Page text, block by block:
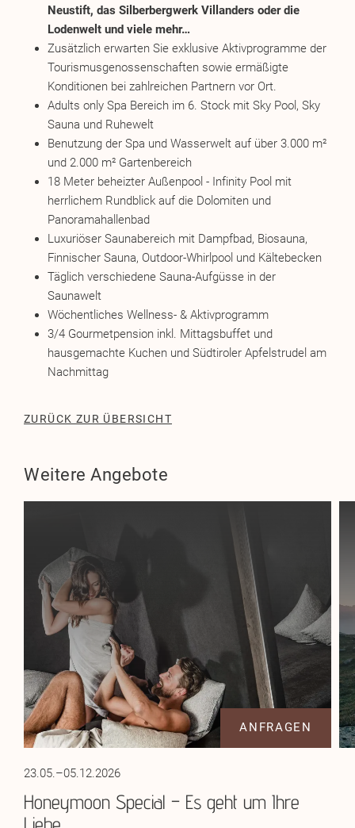
Neustift, das Silberbergwerk Villanders oder die
Lodenwelt und viele mehr…
Zusätzlich erwarten Sie exklusive Aktivprogramme der
Tourismusgenossenschaften sowie ermäßigte
Konditionen bei zahlreichen Partnern vor Ort.
Adults only Spa Bereich im 6. Stock mit Sky Pool, Sky
Sauna und Ruhewelt
Benutzung der Spa und Wasserwelt auf über 3.000 m²
und 2.000 m² Gartenbereich
18 Meter beheizter Außenpool - Infinity Pool mit
herrlichem Rundblick auf die Dolomiten und
Panoramahallenbad
Luxuriöser Saunabereich mit Dampfbad, Biosauna,
Finnischer Sauna, Outdoor-Whirlpool und Kältebecken
Täglich verschiedene Sauna-Aufgüsse in der
Saunawelt
Wöchentliches Wellness- & Aktivprogramm
3/4 Gourmetpension inkl. Mittagsbuffet und
hausgemachte Kuchen und Südtiroler Apfelstrudel am
Nachmittag
ZURÜCK ZUR ÜBERSICHT
Weitere Angebote
ANFRAGEN
23.05.–05.12.2026
Honeymoon Special – Es geht um Ihre